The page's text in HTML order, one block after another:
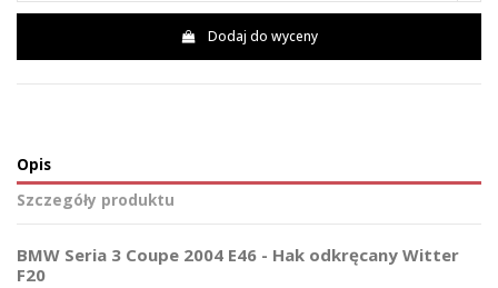
Dodaj do wyceny
Opis
Szczegóły produktu
BMW Seria 3 Coupe 2004 E46 - Hak odkręcany Witter
F20